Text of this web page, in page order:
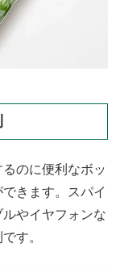
のに便利なボッ
きます。スパイ
やイヤフォンな
す。